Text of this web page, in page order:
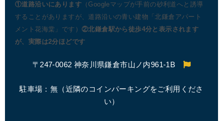
①道路沿いにあります （Googleマップが手前の砂利道へと誘導
することがありますが、道路沿いの青い建物「北鎌倉アパート
メント花海棠」です） ②北鎌倉駅から徒歩4分と表示されます
が、実際は2分ほどです
〒247-0062 神奈川県鎌倉市山ノ内961-1B
駐車場：無（近隣のコインパーキングをご利用くださ
い）